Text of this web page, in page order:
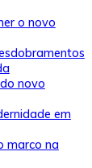
o novo
novo
em
marco na